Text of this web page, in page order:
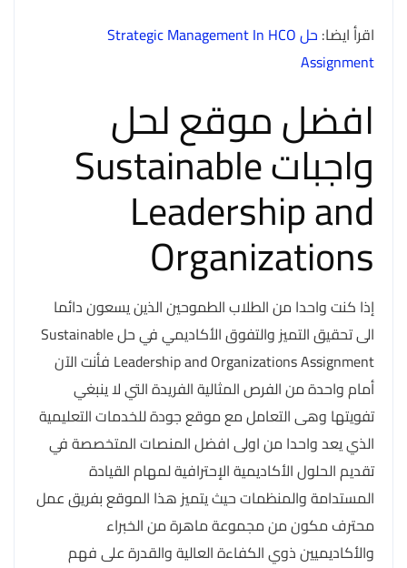
اقرأ ايضا:
حل Strategic Management In HCO
Assignment
افضل موقع لحل
واجبات Sustainable
Leadership and
Organizations
إذا كنت واحدا من الطلاب الطموحين الذين يسعون دائما
الى تحقيق التميز والتفوق الأكاديمي في حل Sustainable
Leadership and Organizations Assignment فأنت الآن
أمام واحدة من الفرص المثالية الفريدة التي لا ينبغي
تفويتها وهى التعامل مع موقع جودة للخدمات التعليمية
الذي يعد واحدا من اولى افضل المنصات المتخصصة في
تقديم الحلول الأكاديمية الإحترافية لمهام القيادة
المستدامة والمنظمات حيث يتميز هذا الموقع بفريق عمل
محترف مكون من مجموعة ماهرة من الخبراء
والأكاديميين ذوي الكفاءة العالية والقدرة على فهم